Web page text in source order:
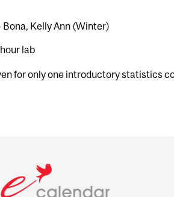
Kelly Ann (Winter)
lab
for only one introductory statistics